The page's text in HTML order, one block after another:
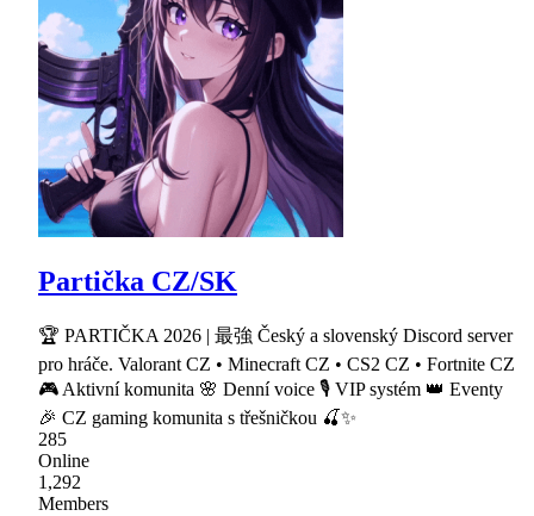
Partička CZ/SK
🏆 PARTIČKA 2026 | 最強 Český a slovenský Discord server
pro hráče. Valorant CZ • Minecraft CZ • CS2 CZ • Fortnite CZ
🎮 Aktivní komunita 🌸 Denní voice 🎙 VIP systém 👑 Eventy
🎉 CZ gaming komunita s třešničkou 🍒✨
285
Online
1,292
Members